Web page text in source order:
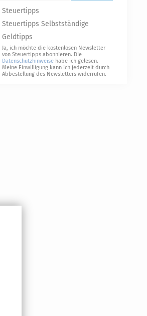
Steuertipps
Steuertipps Selbstständige
Geldtipps
Ja, ich möchte die kostenlosen Newsletter
von Steuertipps abonnieren. Die
Datenschutzhinweise habe ich gelesen.
Meine Einwilligung kann ich jederzeit durch
Abbestellung des Newsletters widerrufen.